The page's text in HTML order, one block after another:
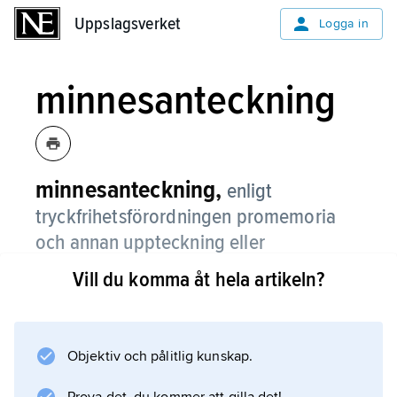
Uppslagsverket Logga in
minnesanteckning
minnesanteckning, enligt
tryckfrihetsförordningen promemoria
och annan uppteckning eller
upptagning hos en myndighet som har
kommit till endast för ärendes
Den betraktas som allmän handling (och är
Vill du komma åt hela artikeln?
Objektiv och pålitlig kunskap.